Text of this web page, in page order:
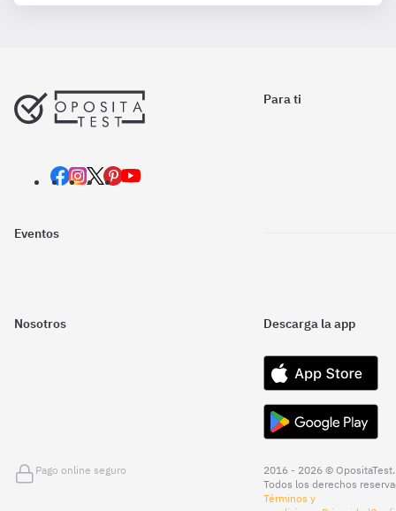
Para ti
Eventos
Nosotros Descarga la app
Pago online seguro
2016 - 2026 © OpositaTest.
Todos los derechos
Términos y